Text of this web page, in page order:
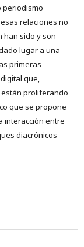
periodismo
relaciones no
han sido y son
lugar a una
primeras
que,
están proliferando
que se propone
interacción entre
diacrónicos